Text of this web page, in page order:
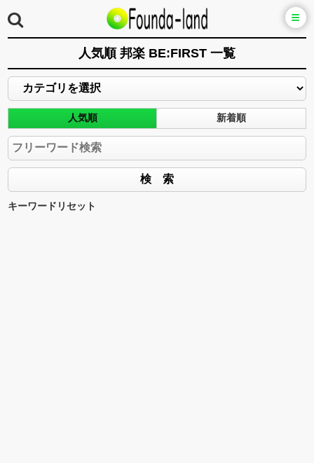
人気順 邦楽 BE:FIRST 一覧
人気順 新着順
キーワードリセット